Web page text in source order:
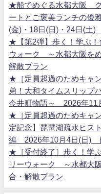
★船でめぐる水都大阪 ク
ートとご褒美ランチの優
(金)・18日(日)・24日(土
★【第2弾】歩く！学ぶ！
ウォーク ～水都大阪を
解散プラン
★［定員超過のためキャ
弟！大和タイムスリップ
今井町物語～ 2026年11
★［定員超過のためキャ
定記念】琵琶湖疏水ヒス
編 2026年10月4日(日)
★［受付終了］歩く！学
リーウォーク ～水都大
合・解散プラン